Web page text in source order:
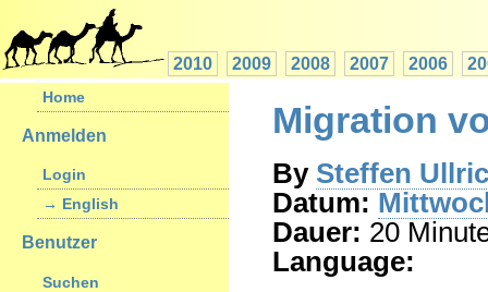
2010 2009 2008 2007 2006
Home
Anmelden
Login
→ English
Benutzer
Suchen
Migration
By Steffen
Datum:
Dauer: 20
Language: